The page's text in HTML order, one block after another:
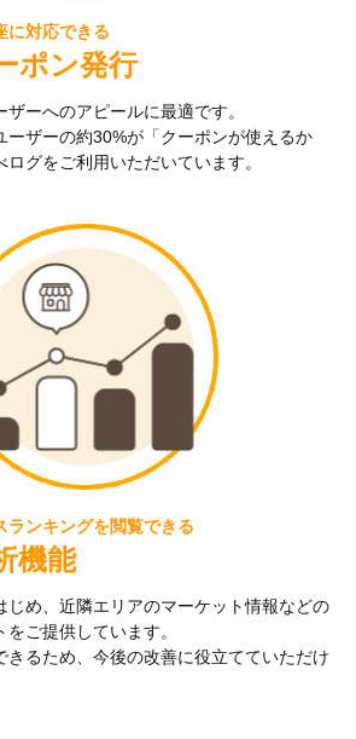
に対応できる
ポン発行
ーへのアピールに最適です。
ーザーの約30%が「クーポンが使えるか
グをご利用いただいています。
ランキングを閲覧できる
機能
じめ、近隣エリアのマーケット情報などの
ご提供しています。
きるため、今後の改善に役立てていただけ